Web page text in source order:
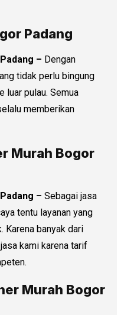
Padang
– Dengan
tidak perlu bingung
luar pulau. Semua
memberikan
Murah Bogor
– Sebagai jasa
tentu layanan yang
Karena banyak dari
kami karena tarif
Murah Bogor